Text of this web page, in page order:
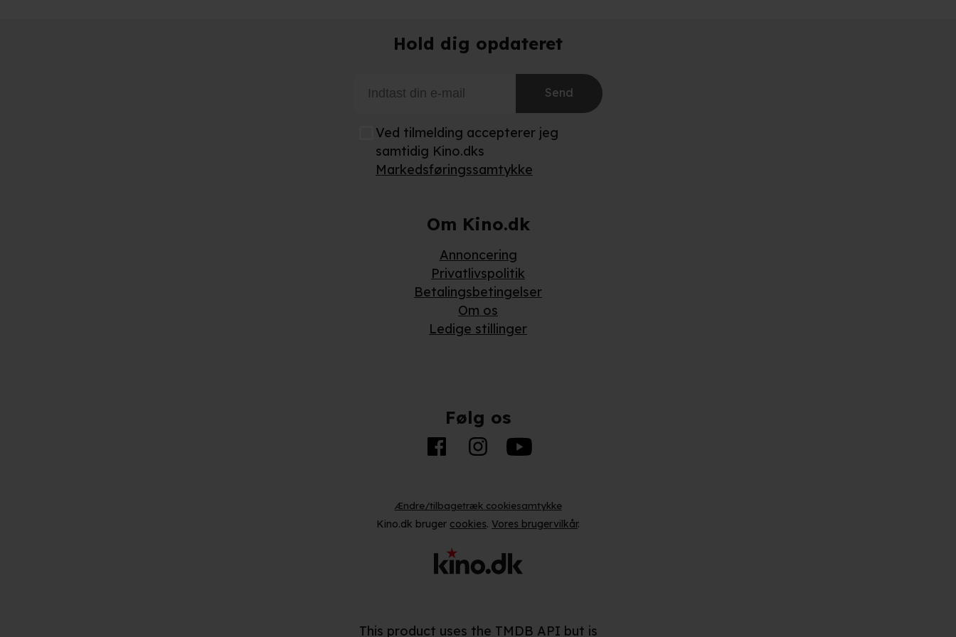
Hold dig opdateret
Send
Ved tilmelding accepterer jeg
samtidig Kino.dks
Markedsføringssamtykke
Om Kino.dk
Annoncering
Privatlivspolitik
Betalingsbetingelser
Om os
Ledige stillinger
Følg os
Ændre/tilbagetræk cookiesamtykke
Kino.dk bruger cookies. Vores brugervilkår.
This product uses the TMDB API but is